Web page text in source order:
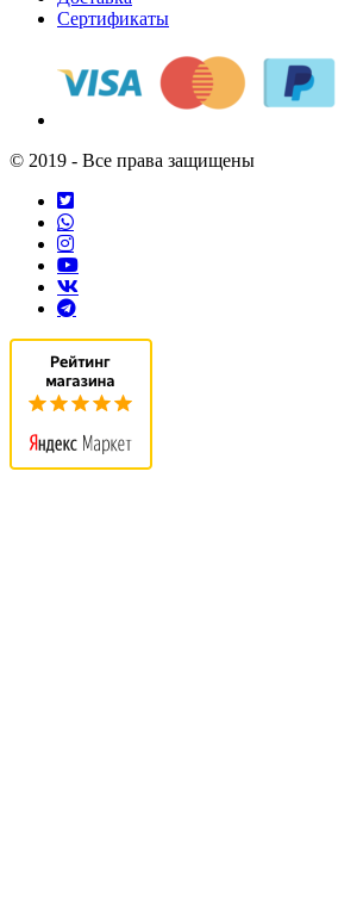
Сертификаты
© 2019 - Все права защищены